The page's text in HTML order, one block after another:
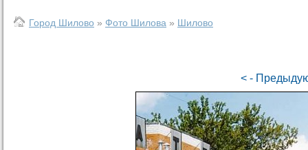
Город Шилово » Фото Шилова » Шилово
< -